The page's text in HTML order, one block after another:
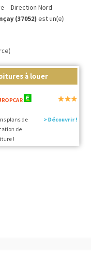
– Direction Nord –
(37052) est un(e)
à louer
plans de
de
!
> Découvrir !